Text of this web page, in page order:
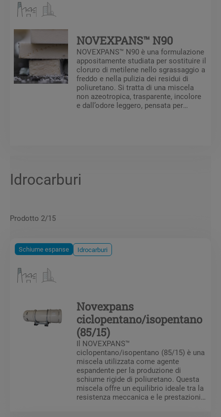
NOVEXPANS™ N90
NOVEXPANS™ N90 è una formulazione
appositamente studiata per sostituire il
cloruro di metilene nello sgrassaggio a
freddo e nella pulizia dei residui di
poliuretano. Si tratta di una miscela
non azeotropica, trasparente, incolore
e dall’odore leggero, pensata per
Idrocarburi
Prodotto 2/15
Schiume espanse Idrocarburi
Novexpans
ciclopentano/isopentano
(85/15)
Il NOVEXPANS™
ciclopentano/isopentano (85/15) è una
miscela utilizzata come agente
espandente per la produzione di
schiume rigide di poliuretano. Questa
miscela offre un equilibrio ideale tra la
resistenza meccanica e le prestazioni